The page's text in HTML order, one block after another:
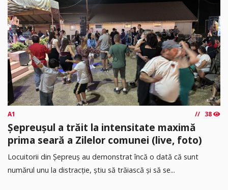
A1 38
Șepreușul a trăit la intensitate maximă
prima seară a Zilelor comunei (live, foto)
Locuitorii din Șepreuș au demonstrat încă o dată că sunt
numărul unu la distracție, știu să trăiască și să se...